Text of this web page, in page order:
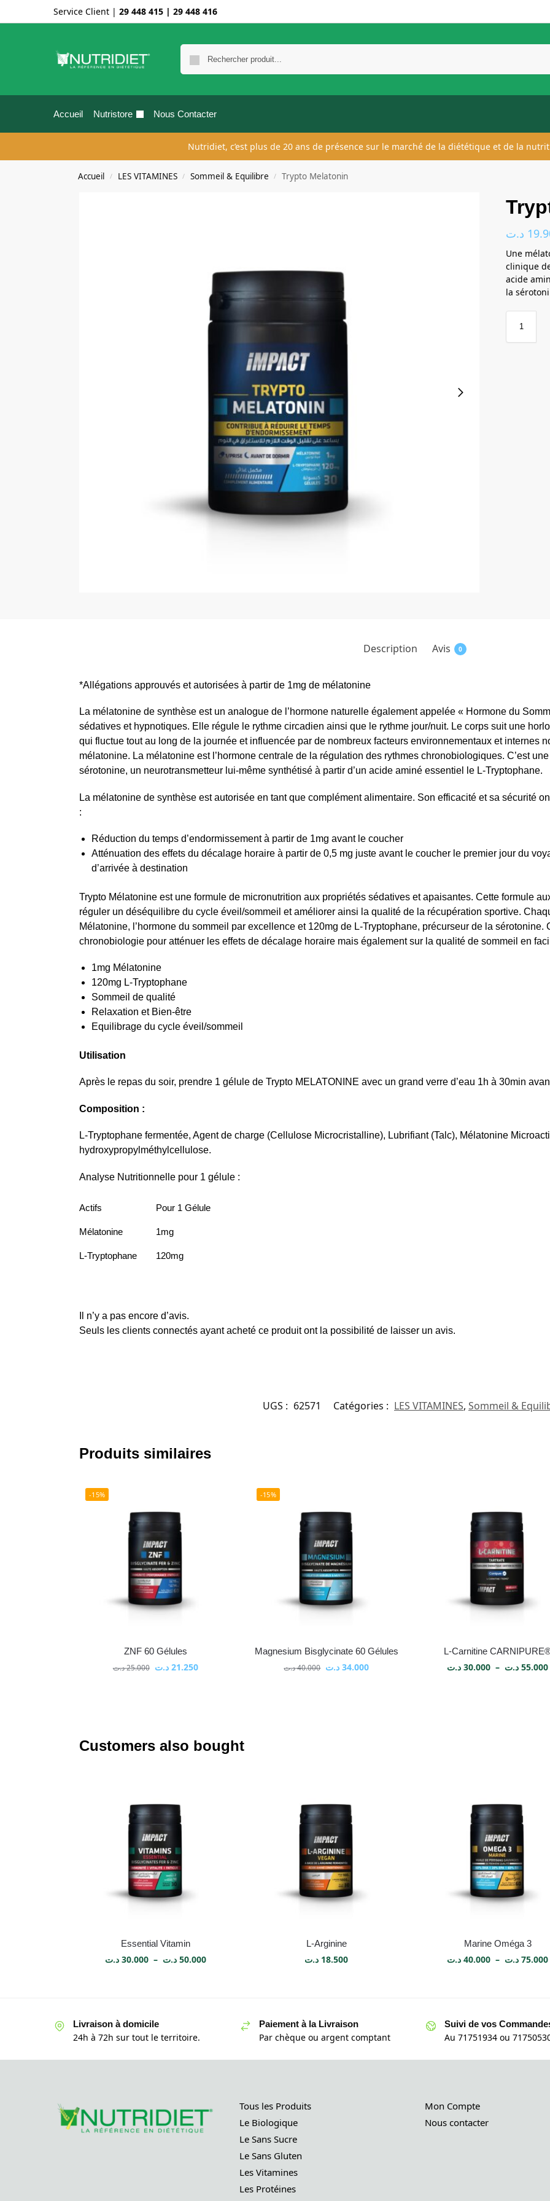
Service Client | 29 448 415 | 29 448 416
Accueil Nutristore Nous Contacter
Nutridiet, c’est plus de 20 ans de présence sur le marché de la diététique et de la
Accueil / LES VITAMINES / Sommeil & Equilibre / Trypto Melatonin
د.ت
Une
clinique
acide
la
Description Avis 0
*Allégations approuvés et autorisées à partir de 1mg de mélatonine
La mélatonine de synthèse est un analogue de l’hormone naturelle également appelée « Hormone du
sédatives et hypnotiques. Elle régule le rythme circadien ainsi que le rythme jour/nuit. Le corps suit une
qui fluctue tout au long de la journée et influencée par de nombreux facteurs environnementaux et internes
mélatonine. La mélatonine est l’hormone centrale de la régulation des rythmes chronobiologiques. C’est
sérotonine, un neurotransmetteur lui-même synthétisé à partir d’un acide aminé essentiel le L-Tryptophane.
La mélatonine de synthèse est autorisée en tant que complément alimentaire. Son efficacité et sa sécurité
:
Réduction du temps d’endormissement à partir de 1mg avant le coucher
Atténuation des effets du décalage horaire à partir de 0,5 mg juste avant le coucher le premier jour du
d’arrivée à destination
Trypto Mélatonine est une formule de micronutrition aux propriétés sédatives et apaisantes. Cette formule
réguler un déséquilibre du cycle éveil/sommeil et améliorer ainsi la qualité de la récupération sportive.
Mélatonine, l’hormone du sommeil par excellence et 120mg de L-Tryptophane, précurseur de la sérotonine.
chronobiologie pour atténuer les effets de décalage horaire mais également sur la qualité de sommeil en
1mg Mélatonine
120mg L-Tryptophane
Sommeil de qualité
Relaxation et Bien-être
Equilibrage du cycle éveil/sommeil
Utilisation
Après le repas du soir, prendre 1 gélule de Trypto MELATONINE avec un grand verre d’eau 1h à 30min
Composition :
L-Tryptophane fermentée, Agent de charge (Cellulose Microcristalline), Lubrifiant (Talc), Mélatonine
hydroxypropylméthylcellulose.
Analyse Nutritionnelle pour 1 gélule :
Actifs Pour 1 Gélule
Mélatonine 1mg
L-Tryptophane 120mg
Il n’y a pas encore d’avis.
Seuls les clients connectés ayant acheté ce produit ont la possibilité de laisser un avis.
UGS : 62571 Catégories : LES VITAMINES, Sommeil &
Produits similaires
-15%
ZNF 60 Gélules
25.000د.ت 21.250 د.ت
-15%
Magnesium Bisglycinate 60 Gélules
40.000د.ت 34.000 د.ت
L-Carnitine
30.000 د.ت – 55.000 د.ت
Customers also bought
Essential Vitamin
30.000 د.ت – 50.000 د.ت
L-Arginine
18.500 د.ت
Marine Oméga 3
40.000 د.ت – 75.000 د.ت
Livraison à domicile
24h à 72h sur tout le territoire.
Paiement à la Livraison
Par chèque ou argent comptant
Suivi de vos
Au 71751934 ou
Tous les Produits
Le Biologique
Le Sans Sucre
Le Sans Gluten
Les Vitamines
Les Protéines
Mon Compte
Nous contacter